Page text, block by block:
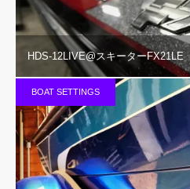
HDS-12LIVE@スキーターFX21LE
BOAT SETTINGS